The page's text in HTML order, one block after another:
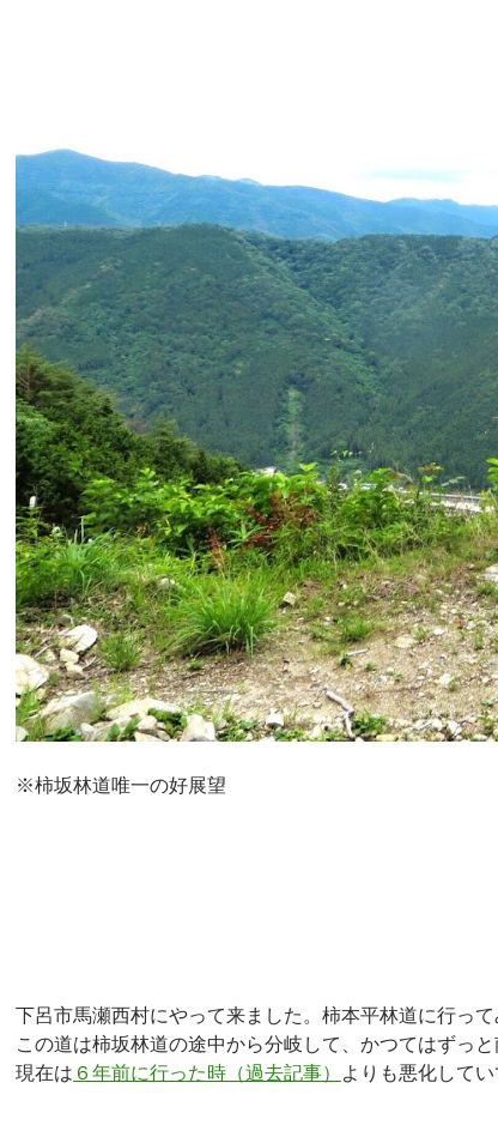
※柿坂林道唯一の好展望
下呂市馬瀬西村にやって来ました。柿本平林道に行っ
この道は柿坂林道の途中から分岐して、かつてはずっ
現在は ６年前に行った時（過去記事） よりも悪化して